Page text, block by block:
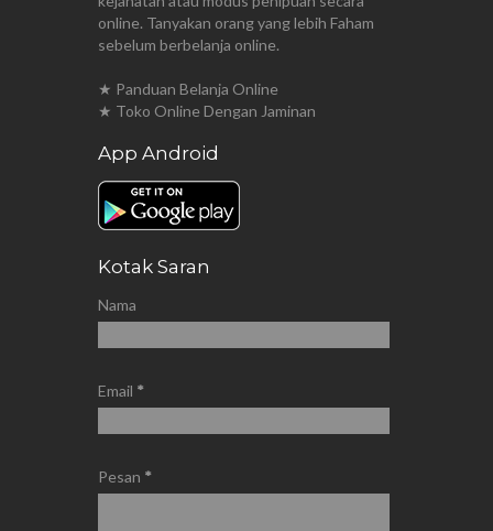
online. Tanyakan orang yang lebih Faham
sebelum berbelanja online.
★ Panduan Belanja Online
★ Toko Online Dengan Jaminan
App Android
Kotak Saran
Nama
Email *
Pesan *